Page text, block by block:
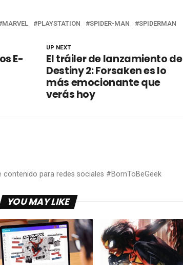
MARVEL PLAYSTATION SPIDER-MAN SPIDERMAN
UP NEXT
El tráiler de lanzamiento de
Destiny 2: Forsaken es lo
más emocionante que
verás hoy
E-
para redes sociales #BornToBeGeek
YOU MAY LIKE